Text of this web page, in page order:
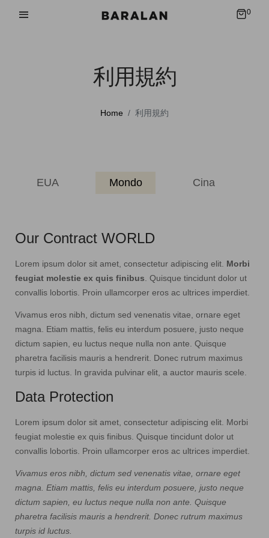
0
利用規約
Home 利用規約
EUA Mondo Cina
Our Contract WORLD
Lorem ipsum dolor sit amet, consectetur adipiscing elit. Morbi
feugiat molestie ex quis finibus . Quisque tincidunt dolor ut
convallis lobortis. Proin ullamcorper eros ac ultrices imperdiet.
Vivamus eros nibh, dictum sed venenatis vitae, ornare eget
magna. Etiam mattis, felis eu interdum posuere, justo neque
dictum sapien, eu luctus neque nulla non ante. Quisque
pharetra facilisis mauris a hendrerit. Donec rutrum maximus
turpis id luctus. In gravida pulvinar elit, a auctor mauris scele.
Data Protection
Lorem ipsum dolor sit amet, consectetur adipiscing elit. Morbi
feugiat molestie ex quis finibus. Quisque tincidunt dolor ut
convallis lobortis. Proin ullamcorper eros ac ultrices imperdiet.
Vivamus eros nibh, dictum sed venenatis vitae, ornare eget
magna. Etiam mattis, felis eu interdum posuere, justo neque
dictum sapien, eu luctus neque nulla non ante. Quisque
pharetra facilisis mauris a hendrerit. Donec rutrum maximus
turpis id luctus.